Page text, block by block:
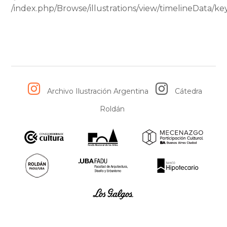
-
/index.php/Browse/illustrations/view/timelineData/
Archivo Ilustración Argentina
Cátedra
Roldán